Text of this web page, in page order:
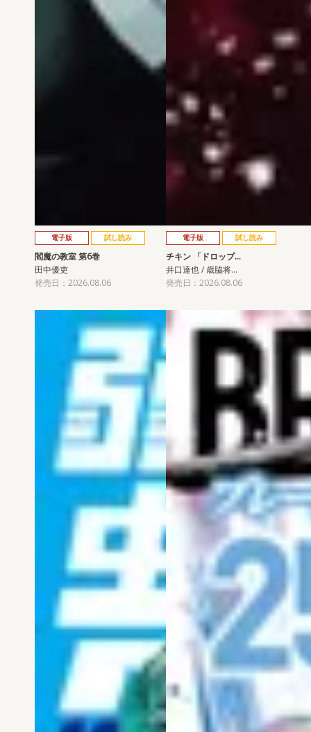
電子版 試し読み
閻魔の教室 第6巻
田中優吏
発売日：2026.08.06
電子版 試し読み
チキン 「ドロップ…
井口達也 / 歳脇将…
発売日：2026.08.06